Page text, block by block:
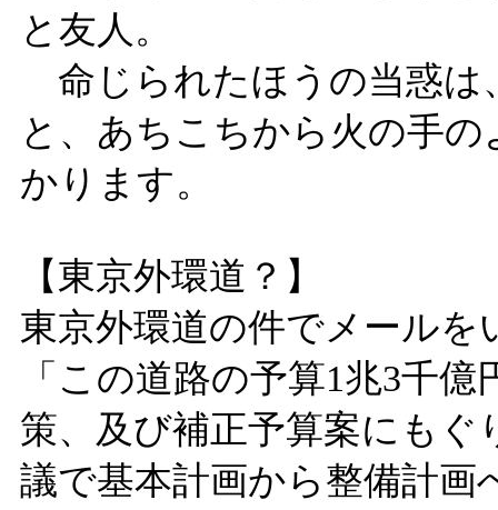
と友人。
命じられたほうの当惑は
と、あちこちから火の手
かります。
【東京外環道？】
東京外環道の件でメールを
「この道路の予算1兆3千
策、及び補正予算案にもぐ
議で基本計画から整備計